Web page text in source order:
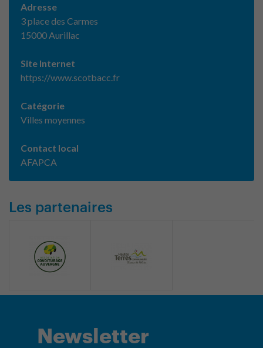
Adresse
3 place des Carmes
15000 Aurillac
Site Internet
https://www.scotbacc.fr
Catégorie
Villes moyennes
Contact local
AFAPCA
Les partenaires
Newsletter